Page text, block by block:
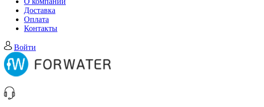
Доставка
Оплата
Контакты
Войти